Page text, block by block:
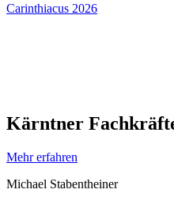
Carinthiacus 2026
Kärntner
Mehr erfahren
Michael Stabentheiner